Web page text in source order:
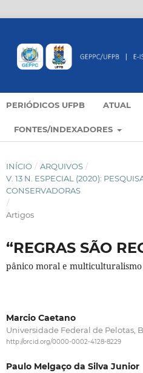
PERIÓDICOS UFPB ATUAL
FONTES/INDEXADORES
INÍCIO / ARQUIVOS /
V. 13 N. ESPECIAL (2020):
CONSERVADORAS
/
Artigos
“REGRAS SÃO
pânico moral e
Marcio Caetano
Universidade Federal de Pelotas,
http://orcid.org/0000-0002-4128-8229
Paulo Melgaço da Silva Junior